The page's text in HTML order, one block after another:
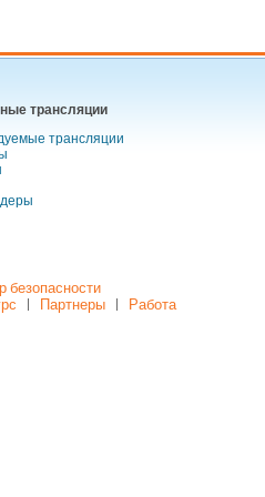
трансляции
трансляции
безопасности
Партнеры Работа